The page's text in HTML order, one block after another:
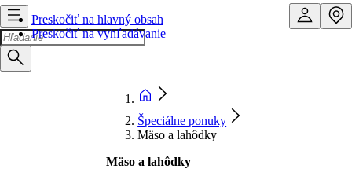
Preskočiť na hlavný obsah
Preskočiť na vyhľadávanie
Špeciálne ponuky
Mäso a lahôdky
Mäso a lahôdky